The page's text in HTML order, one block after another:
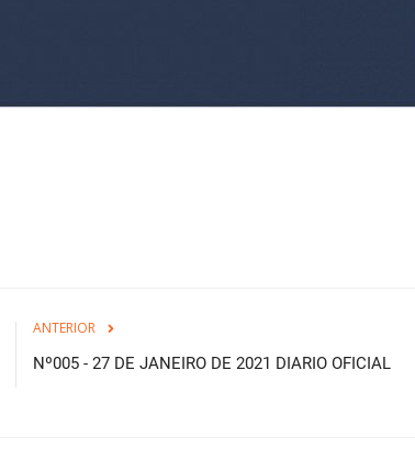
ANTERIOR
Nº005 - 27 DE JANEIRO DE 2021 DIARIO OFICIAL